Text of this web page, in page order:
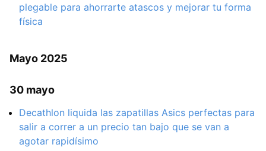
plegable para ahorrarte atascos y mejorar tu forma
física
Mayo 2025
30 mayo
Decathlon liquida las zapatillas Asics perfectas para
salir a correr a un precio tan bajo que se van a
agotar rapidísimo